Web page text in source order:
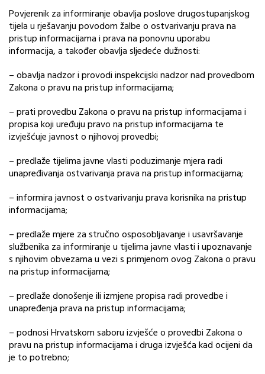
Povjerenik za informiranje obavlja poslove drugostupanjskog
tijela u rješavanju povodom žalbe o ostvarivanju prava na
pristup informacijama i prava na ponovnu uporabu
informacija, a također obavlja sljedeće dužnosti:
– obavlja nadzor i provodi inspekcijski nadzor nad provedbom
Zakona o pravu na pristup informacijama;
– prati provedbu Zakona o pravu na pristup informacijama i
propisa koji uređuju pravo na pristup informacijama te
izvješćuje javnost o njihovoj provedbi;
– predlaže tijelima javne vlasti poduzimanje mjera radi
unapređivanja ostvarivanja prava na pristup informacijama;
– informira javnost o ostvarivanju prava korisnika na pristup
informacijama;
– predlaže mjere za stručno osposobljavanje i usavršavanje
službenika za informiranje u tijelima javne vlasti i upoznavanje
s njihovim obvezama u vezi s primjenom ovog Zakona o pravu
na pristup informacijama;
– predlaže donošenje ili izmjene propisa radi provedbe i
unapređenja prava na pristup informacijama;
– podnosi Hrvatskom saboru izvješće o provedbi Zakona o
pravu na pristup informacijama i druga izvješća kad ocijeni da
je to potrebno;